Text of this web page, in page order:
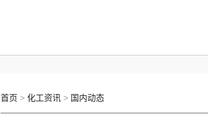
首页 > 化工资讯> 国内动态